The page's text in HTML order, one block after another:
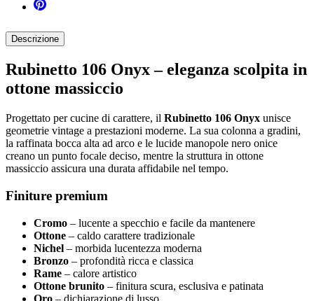
Descrizione
Rubinetto 106 Onyx – eleganza scolpita in
ottone massiccio
Progettato per cucine di carattere, il Rubinetto 106 Onyx unisce
geometrie vintage a prestazioni moderne. La sua colonna a gradini,
la raffinata bocca alta ad arco e le lucide manopole nero onice
creano un punto focale deciso, mentre la struttura in ottone
massiccio assicura una durata affidabile nel tempo.
Finiture premium
Cromo – lucente a specchio e facile da mantenere
Ottone – caldo carattere tradizionale
Nichel – morbida lucentezza moderna
Bronzo – profondità ricca e classica
Rame – calore artistico
Ottone brunito – finitura scura, esclusiva e patinata
Oro – dichiarazione di lusso